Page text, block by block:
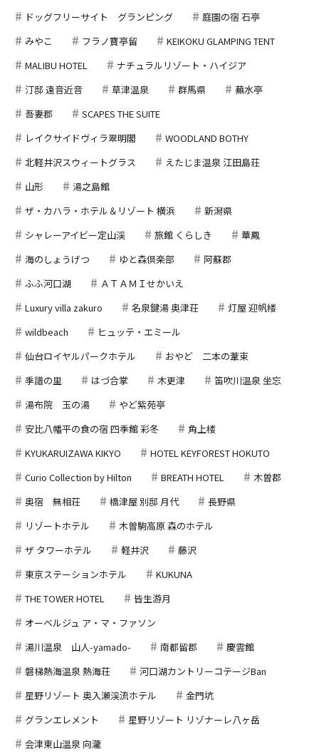
ドッグフリーサイト グランピング
庭園の宿 石亭
みやこ
フラノ寶亭留
KEIKOKU GLAMPING TENT
MALIBU HOTEL
ナチュラルリゾート・ハイジア
汀邸 遠音近音
草津温泉 群馬県
蕪水亭
吾妻郡
SCAPES THE SUITE
レイクサイドヴィラ翠明閣
WOODLAND BOTHY
北軽井沢スウィートグラス
えたじま温泉 江田島荘
山形
湯之島館
ザ・カハラ・ホテル＆リゾート 横浜
新潟県
シャレーアイビー定山渓
旅館 くらしき
華鳳
海のしょうげつ
ゆと森倶楽部
阿蘇郡
ふふ河口湖
ＡＴＡＭＩせかいえ
Luxury villa zakuro
名泉鍵湯 奥津荘
灯屋 迎帆楼
wildbeach
ヒュッテ・エミール
仙台ロイヤルパークホテル
おやど 二本の葦束
季譜の里
はづ合掌 木更津
笛吹川温泉 坐忘
湯布院 玉の湯
やど紫苑亭
安比八幡平の食の宿 四季館 彩冬
角上楼
KYUKARUIZAWA KIKYO
HOTEL KEYFOREST HOKUTO
Curio Collection by Hilton
BREATH HOTEL
木曽郡
奥宿 無相荘
橋津屋 別邸 月代
長野県
リゾートホテル
木曽駒高原 森のホテル
ザ タワーホテル
軽井沢
藤沢
東京ステーションホテル
KUKUNA
THE TOWER HOTEL
皆生游月
オーベルジュ ア・マ・ファソン
湯川温泉 山人-yamado-
南都留郡
慶雲館
磐梯熱海温泉 熱海荘
河口湖カントリーコテージBan
星野リゾート 奥入瀬渓流ホテル
金門坑
グランエレメント
星野リゾート リゾナーレ八ヶ岳
会津東山温泉 向瀧